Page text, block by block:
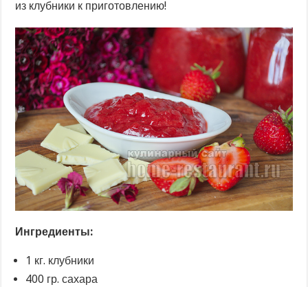
из клубники к приготовлению!
Ингредиенты:
1 кг. клубники
400 гр. сахара